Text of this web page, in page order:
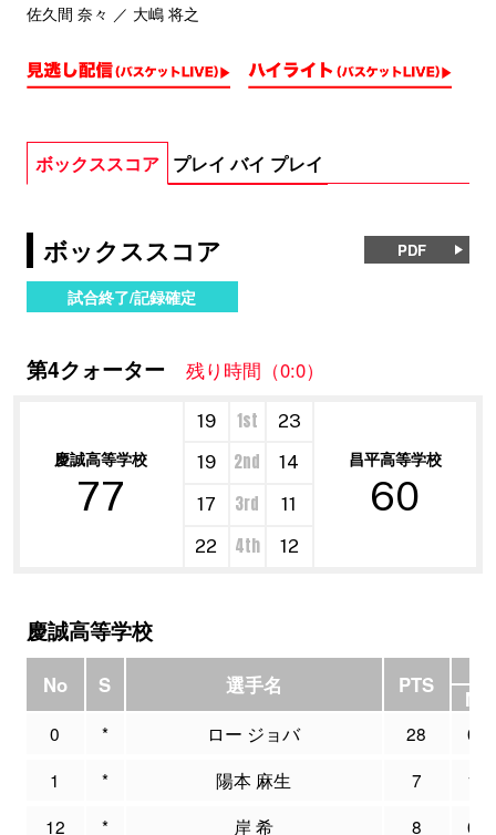
佐久間 奈々 ／ 大嶋 将之
ボックススコア プレイ バイ プレイ
ボックススコア PDF
試合終了/記録確定
第4クォーター 残り時間（0:0）
慶誠高等学校
77
19 1st
23
昌平高等学校
60
19 2nd
14
17
3rd
11
22
4th 12
慶誠高等学校
No S 選手名 PTS
M
0 * ロー ジョバ 28
0
1
* 陽本 麻生 7
1
12
* 岸 希 8
0